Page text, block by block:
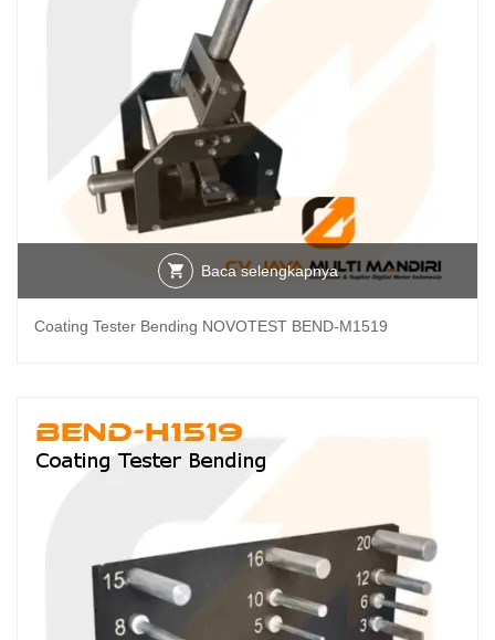
Baca selengkapnya
Coating Tester Bending NOVOTEST BEND-M1519